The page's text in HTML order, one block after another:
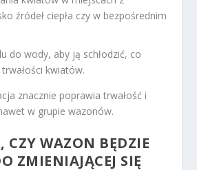
źródeł ciepła czy w bezpośrednim
do wody, aby ją schłodzić, co
kwiatów.
znacznie poprawia trwałość i
w grupie wazonów.
CZY WAZON BĘDZIE
ZMIENIAJĄCEJ SIĘ